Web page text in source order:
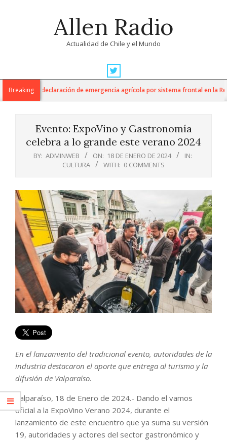
Allen Radio
Actualidad de Chile y el Mundo
Navigation
MenuBreaking
anuncia declaración de emergencia agrícola por sistema frontal en la
Evento: ExpoVino y Gastronomía
celebra a lo grande este verano 2024
BY: ADMINWEB ON: 18 DE ENERO DE 2024
IN:
CULTURA
WITH: 0 COMMENTS
En el lanzamiento del tradicional evento, autoridades de la
industria destacaron el aporte que entrega al turismo y la
difusión de Valparaíso.
Valparaíso, 18 de Enero de 2024.- Dando el vamos
oficial a la ExpoVino Verano 2024, durante el
lanzamiento de este encuentro que ya suma su versión
19, autoridades y actores del sector gastronómico y